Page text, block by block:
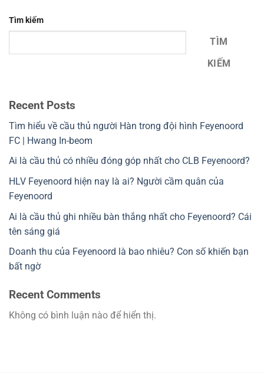
Tìm kiếm
TÌM
KIẾM
Recent Posts
Tìm hiểu về cầu thủ người Hàn trong đội hình Feyenoord
FC | Hwang In-beom
Ai là cầu thủ có nhiều đóng góp nhất cho CLB Feyenoord?
HLV Feyenoord hiện nay là ai? Người cầm quân của
Feyenoord
Ai là cầu thủ ghi nhiều bàn thắng nhất cho Feyenoord? Cái
tên sáng giá
Doanh thu của Feyenoord là bao nhiêu? Con số khiến bạn
bất ngờ
Recent Comments
Không có bình luận nào để hiển thị.